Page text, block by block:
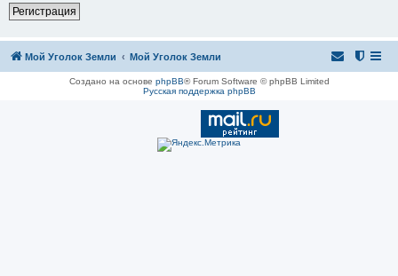
Регистрация
Мой Уголок Земли Мой Уголок Земли
Создано на основе phpBB® Forum Software © phpBB Limited
Русская поддержка phpBB